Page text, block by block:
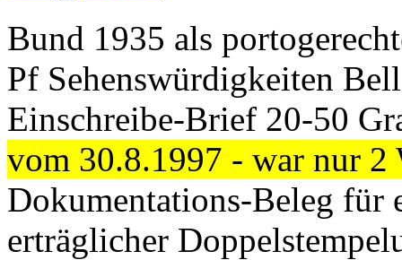
Bund 1935 als
Pf Sehenswürdigkeiten
Einschreibe-Brief 20-50
vom 30.8.1997 - war nur
Dokumentations-Beleg
erträglicher